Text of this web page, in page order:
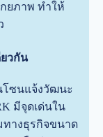
ยภาพ ทำให้
วกัน
โซนแจ้งวัฒนะ
มีจุดเด่นใน
ทางธุรกิจขนาด